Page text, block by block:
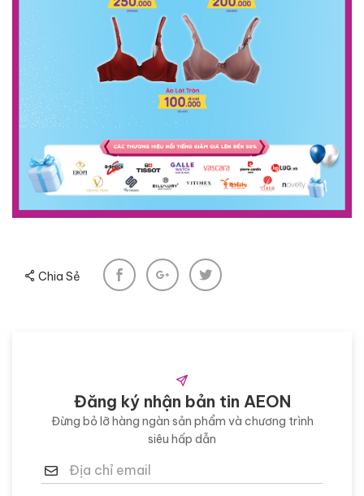
Chia Sẻ
Đăng ký nhận bản tin AEON
Đừng bỏ lỡ hàng ngàn sản phẩm và chương trình
siêu hấp dẫn